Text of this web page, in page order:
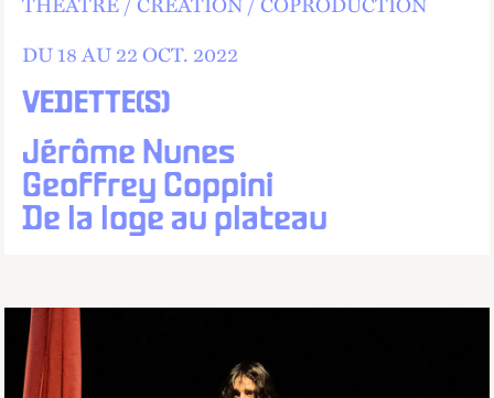
VEDETTE(S)
Jérôme Nunes
Geoffrey Coppini
De la loge au plateau
DU 18 AU22OCT. 2022